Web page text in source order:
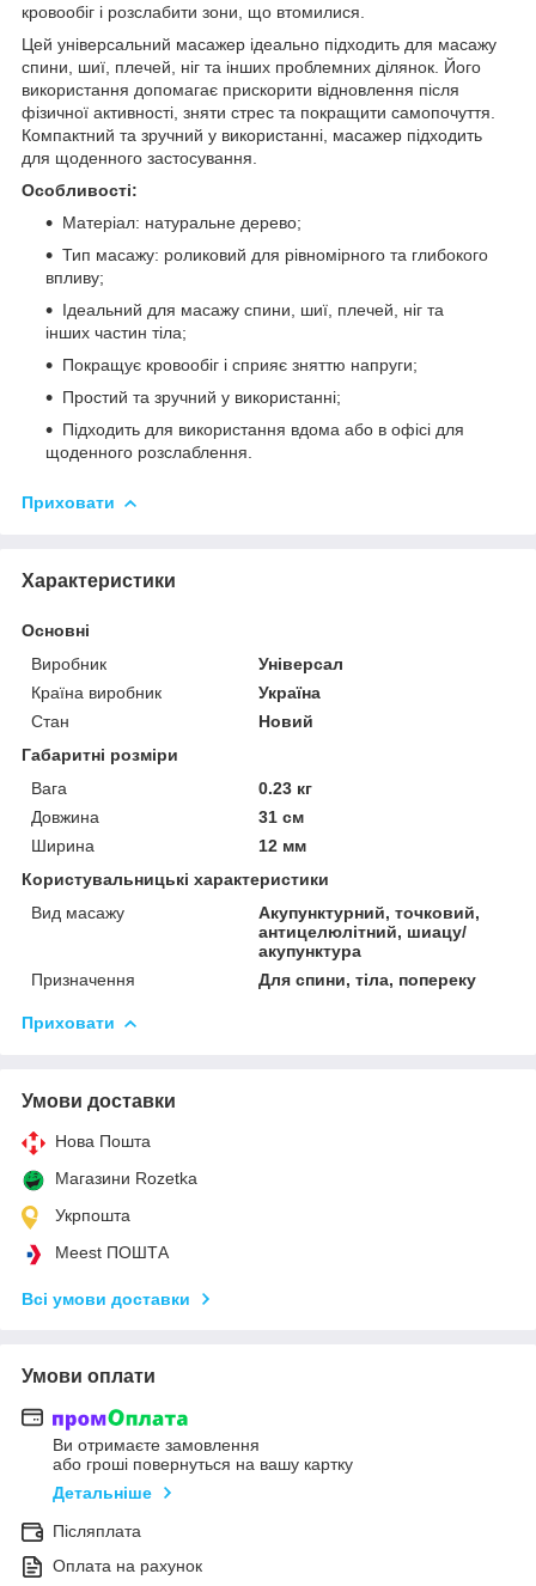
кровообіг і розслабити зони, що втомилися.
Цей універсальний масажер ідеально підходить для масажу
спини, шиї, плечей, ніг та інших проблемних ділянок. Його
використання допомагає прискорити відновлення після
фізичної активності, зняти стрес та покращити самопочуття.
Компактний та зручний у використанні, масажер підходить
для щоденного застосування.
Особливості:
Матеріал: натуральне дерево;
Тип масажу: роликовий для рівномірного та глибокого
впливу;
Ідеальний для масажу спини, шиї, плечей, ніг та
інших частин тіла;
Покращує кровообіг і сприяє зняттю напруги;
Простий та зручний у використанні;
Підходить для використання вдома або в офісі для
щоденного розслаблення.
Приховати
Характеристики
Основні
Виробник
Універсал
Країна виробник
Україна
Стан
Новий
Габаритні розміри
Вага
0.23 кг
Довжина
31 см
Ширина
12 мм
Користувальницькі характеристики
Вид масажу
Акупунктурний, точковий,
антицелюлітний, шиацу/
акупунктура
Призначення
Для спини, тіла, попереку
Приховати
Умови доставки
Нова Пошта
Магазини Rozetka
Укрпошта
Meest ПОШТА
Всі умови доставки
Умови оплати
Ви отримаєте замовлення
або гроші повернуться на вашу картку
Детальніше
Післяплата
Оплата на рахунок